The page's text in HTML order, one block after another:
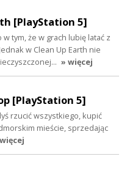
[PlayStation 5]
w tym, że w grach lubię latać z
w Clean Up Earth nie
» więcej
[PlayStation 5]
rzucić wszystkiego, kupić
mieście, sprzedając